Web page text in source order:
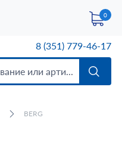
0
8 (351) 779-46-17
BERG